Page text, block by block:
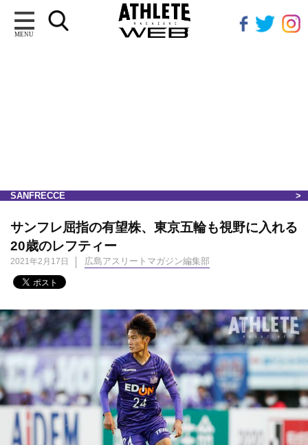
MENU
SANFRECCE
サンフレ屈指の有望株、東京五輪も視野に入れる
20歳のレフティー
2021年2月17日 広島アスリートマガジン編集部